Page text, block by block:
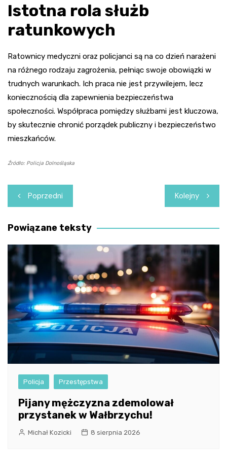
Istotna rola służb
ratunkowych
Ratownicy medyczni oraz policjanci są na co dzień narażeni
na różnego rodzaju zagrożenia, pełniąc swoje obowiązki w
trudnych warunkach. Ich praca nie jest przywilejem, lecz
koniecznością dla zapewnienia bezpieczeństwa
społeczności. Współpraca pomiędzy służbami jest kluczowa,
by skutecznie chronić porządek publiczny i bezpieczeństwo
mieszkańców.
Źródło: Policja Dolnośląska
Nawigacja
wpisu
Poprzedni Kolejny
Powiązane teksty
Policja Przestępstwa
Pijany mężczyzna zdemolował
przystanek w Wałbrzychu!
Michał Kozicki 8 sierpnia 2026